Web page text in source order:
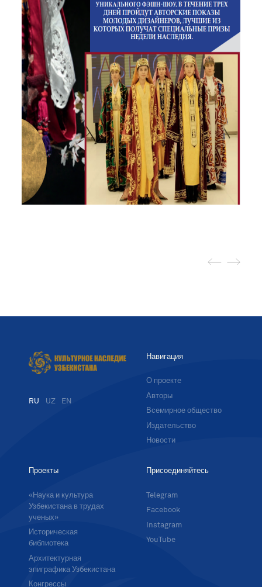
RU UZ EN
Навигация
О проекте
Авторы
Всемирное общество
Издательство
Новости
Проекты
«Наука и культура
Узбекистана в трудах
ученых»
Историческая
библиотека
Архитектурная
эпиграфика Узбекистана
Конгрессы
Присоединяйтесь
Telegram
Facebook
Instagram
YouTube